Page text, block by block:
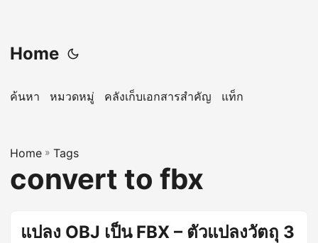
Home
ค้นหา หมวดหมู่ คลังเก็บเอกสารสำคัญ แท็ก
Home » Tags
convert to fbx
แปลง OBJ เป็น FBX – ตัวแปลงวัตถุ 3